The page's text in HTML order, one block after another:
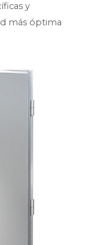
y
más óptima